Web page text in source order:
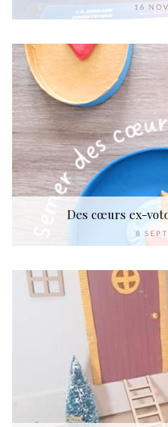
16
Des cœurs ex-
8